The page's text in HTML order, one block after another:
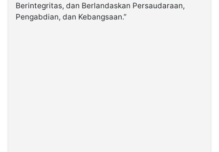
Berintegritas, dan Berlandaskan Persaudaraan,
Pengabdian, dan Kebangsaan.”